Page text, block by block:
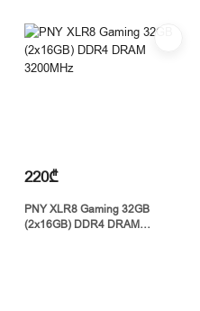
220₾
PNY XLR8 Gaming 32GB
(2x16GB) DDR4 DRAM